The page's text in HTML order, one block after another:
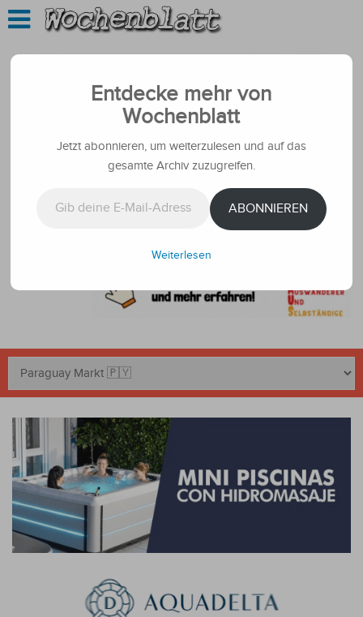
Entdecke mehr von
Wochenblatt
Jetzt abonnieren, um weiterzulesen und auf das
gesamte Archiv zuzugreifen.
ABONNIEREN
Weiterlesen